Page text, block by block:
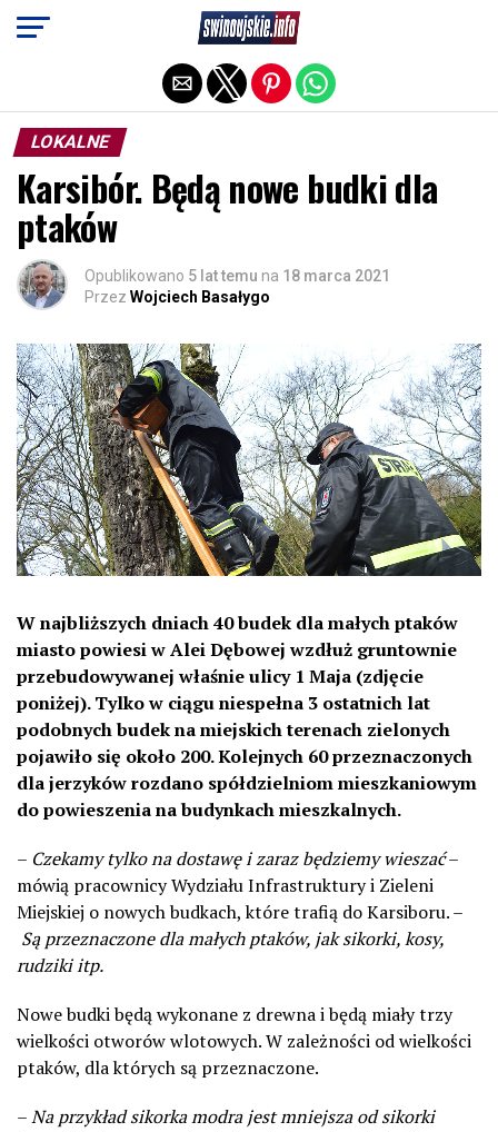
LOKALNE
Karsibór. Będą nowe budki dla
ptaków
Opublikowano 5 lat temu na 18 marca 2021
Przez Wojciech Basałygo
W najbliższych dniach 40 budek dla małych ptaków
miasto powiesi w Alei Dębowej wzdłuż gruntownie
przebudowywanej właśnie ulicy 1 Maja (zdjęcie
poniżej). Tylko w ciągu niespełna 3 ostatnich lat
podobnych budek na miejskich terenach zielonych
pojawiło się około 200. Kolejnych 60 przeznaczonych
dla jerzyków rozdano spółdzielniom mieszkaniowym
do powieszenia na budynkach mieszkalnych.
– Czekamy tylko na dostawę i zaraz będziemy wieszać–
mówią pracownicy Wydziału Infrastruktury i Zieleni
Miejskiej o nowych budkach, które trafią do Karsiboru. –
Są przeznaczone dla małych ptaków, jak sikorki, kosy,
rudziki itp.
Nowe budki będą wykonane z drewna i będą miały trzy
wielkości otworów wlotowych. W zależności od wielkości
ptaków, dla których są przeznaczone.
–Na przykład sikorka modra jest mniejsza od sikorki
Exit mobile version